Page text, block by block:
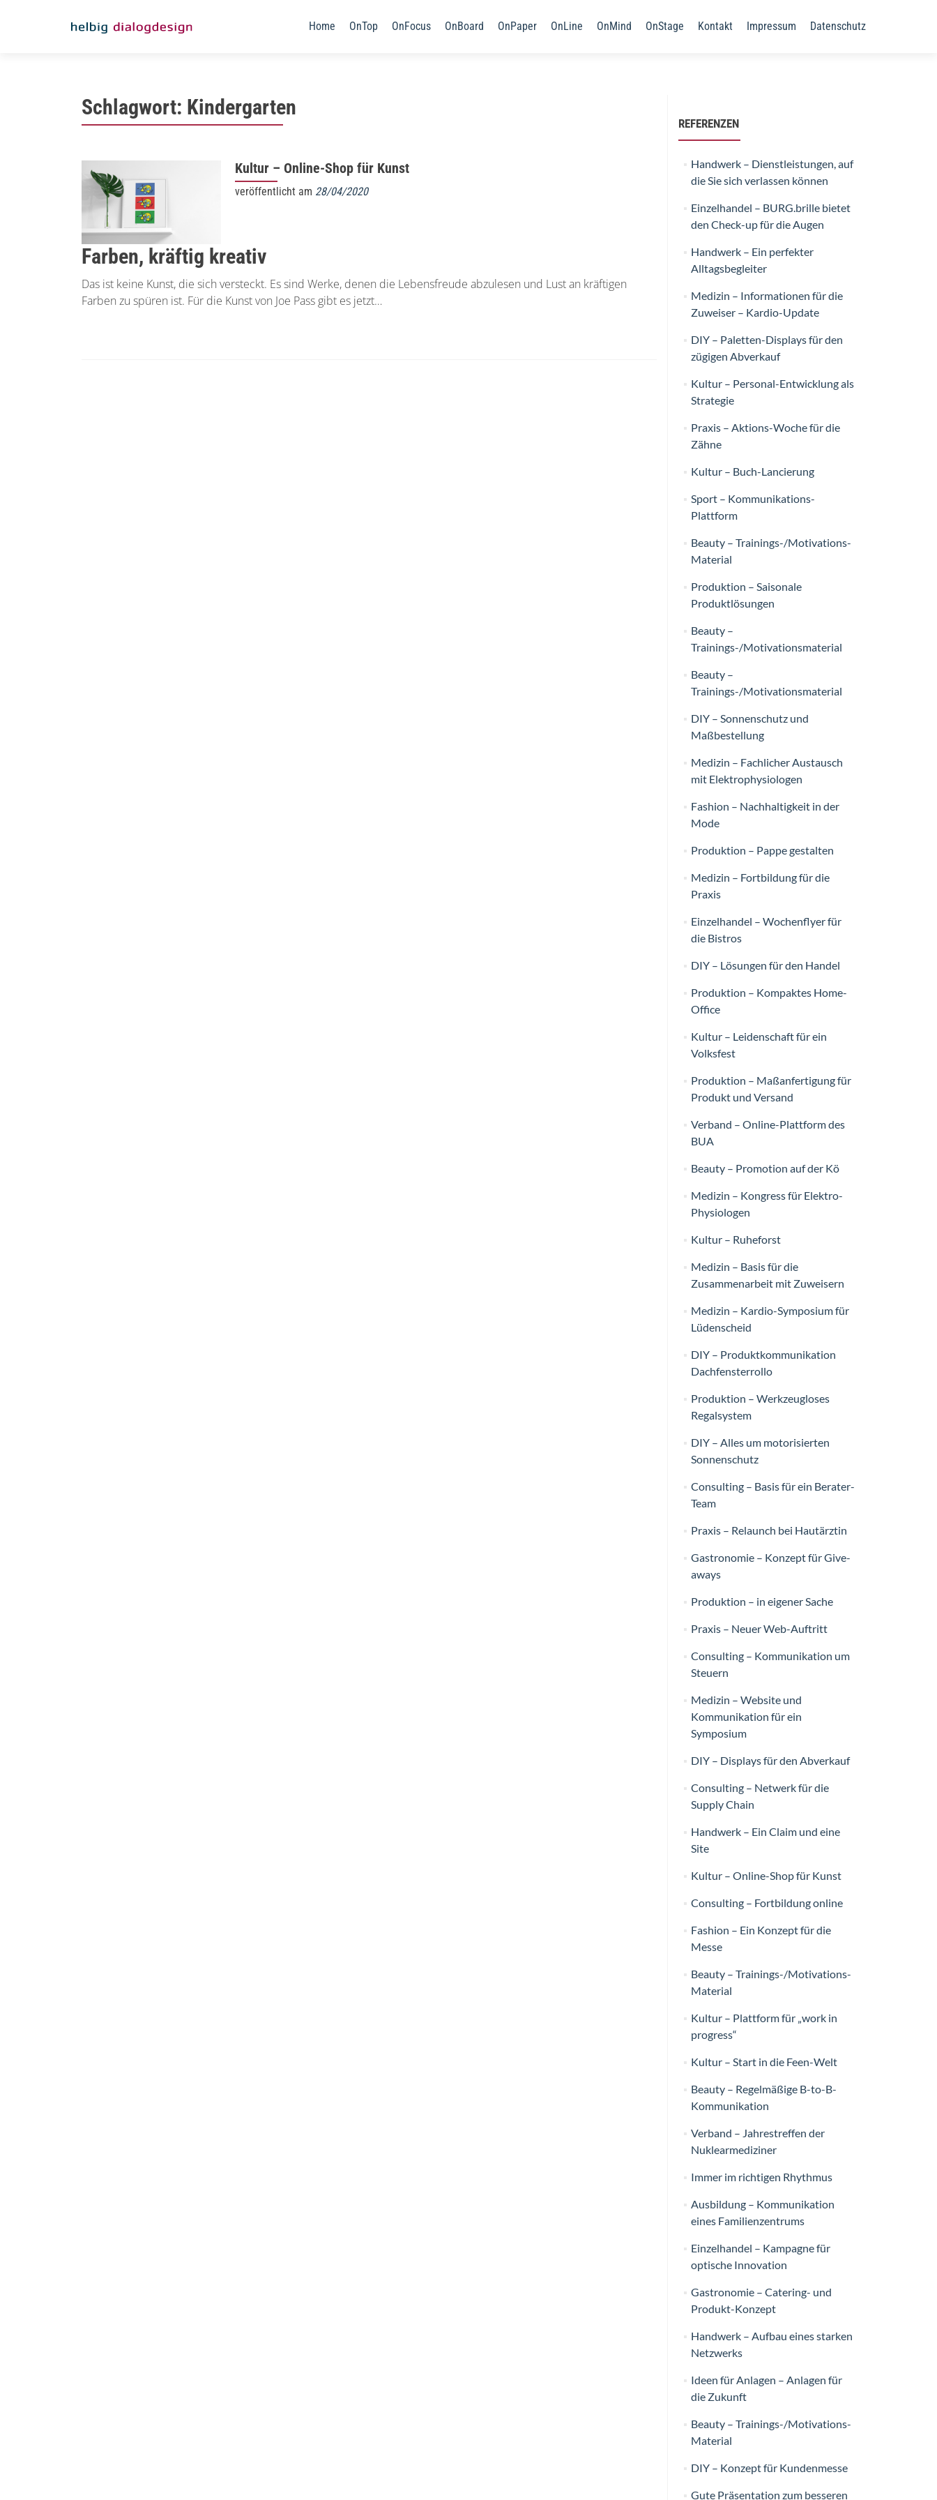
Home OnTop OnFocus OnBoard OnPaper OnLine OnMind OnStage Kontakt Impressum Datenschutz
Schlagwort: Kindergarten
Kultur – Online-Shop für Kunst
veröffentlicht am 28/04/2020
Farben, kräftig kreativ
Das ist keine Kunst, die sich versteckt. Es sind Werke, denen die Lebensfreude abzulesen und Lust an kräftigen
Farben zu spüren ist. Für die Kunst von Joe Pass gibt es jetzt…
REFERENZEN
Handwerk – Dienstleistungen, auf
die Sie sich verlassen können
Einzelhandel – BURG.brille bietet
den Check-up für die Augen
Handwerk – Ein perfekter
Alltagsbegleiter
Medizin – Informationen für die
Zuweiser – Kardio-Update
DIY – Paletten-Displays für den
zügigen Abverkauf
Kultur – Personal-Entwicklung als
Strategie
Praxis – Aktions-Woche für die
Zähne
Kultur – Buch-Lancierung
Sport – Kommunikations-
Plattform
Beauty – Trainings-/Motivations-
Material
Produktion – Saisonale
Produktlösungen
Beauty –
Trainings-/Motivationsmaterial
Beauty –
Trainings-/Motivationsmaterial
DIY – Sonnenschutz und
Maßbestellung
Medizin – Fachlicher Austausch
mit Elektrophysiologen
Fashion – Nachhaltigkeit in der
Mode
Produktion – Pappe gestalten
Medizin – Fortbildung für die
Praxis
Einzelhandel – Wochenflyer für
die Bistros
DIY – Lösungen für den Handel
Produktion – Kompaktes Home-
Office
Kultur – Leidenschaft für ein
Volksfest
Produktion – Maßanfertigung für
Produkt und Versand
Verband – Online-Plattform des
BUA
Beauty – Promotion auf der Kö
Medizin – Kongress für Elektro-
Physiologen
Kultur – Ruheforst
Medizin – Basis für die
Zusammenarbeit mit Zuweisern
Medizin – Kardio-Symposium für
Lüdenscheid
DIY – Produktkommunikation
Dachfensterrollo
Produktion – Werkzeugloses
Regalsystem
DIY – Alles um motorisierten
Sonnenschutz
Consulting – Basis für ein Berater-
Team
Praxis – Relaunch bei Hautärztin
Gastronomie – Konzept für Give-
aways
Produktion – in eigener Sache
Praxis – Neuer Web-Auftritt
Consulting – Kommunikation um
Steuern
Medizin – Website und
Kommunikation für ein
Symposium
DIY – Displays für den Abverkauf
Consulting – Netwerk für die
Supply Chain
Handwerk – Ein Claim und eine
Site
Kultur – Online-Shop für Kunst
Consulting – Fortbildung online
Fashion – Ein Konzept für die
Messe
Beauty – Trainings-/Motivations-
Material
Kultur – Plattform für „work in
progress“
Kultur – Start in die Feen-Welt
Beauty – Regelmäßige B-to-B-
Kommunikation
Verband – Jahrestreffen der
Nuklearmediziner
Immer im richtigen Rhythmus
Ausbildung – Kommunikation
eines Familienzentrums
Einzelhandel – Kampagne für
optische Innovation
Gastronomie – Catering- und
Produkt-Konzept
Handwerk – Aufbau eines starken
Netzwerks
Ideen für Anlagen – Anlagen für
die Zukunft
Beauty – Trainings-/Motivations-
Material
DIY – Konzept für Kundenmesse
Gute Präsentation zum besseren